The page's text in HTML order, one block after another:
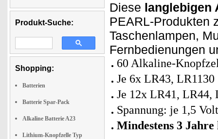
Produkt-Suche:
Shopping:
Batterien
Batterie Spar-Pack
Alkaline Batterie A23
Lithium-Knopfzelle Typ
Diese langlebigen
PEARL-Produkten
Taschenlampen,
Fernbedienungen
60 Alkaline-
Je 6x LR43, LR1130
Je 12x LR41, LR44,
Spannung: je 1,5 Volt
Mindestens 3